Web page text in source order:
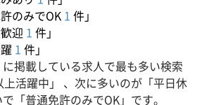
のみでOK 1 件」
迎 1 件」
1 件」
に掲載している求人で最も多い検索
活躍中」 、次に多いのが「平日休
「普通免許のみでOK」です。